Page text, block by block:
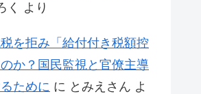
く より
を拒み「給付付き税額控
か？国民監視と官僚主導
ために に とみえさん よ